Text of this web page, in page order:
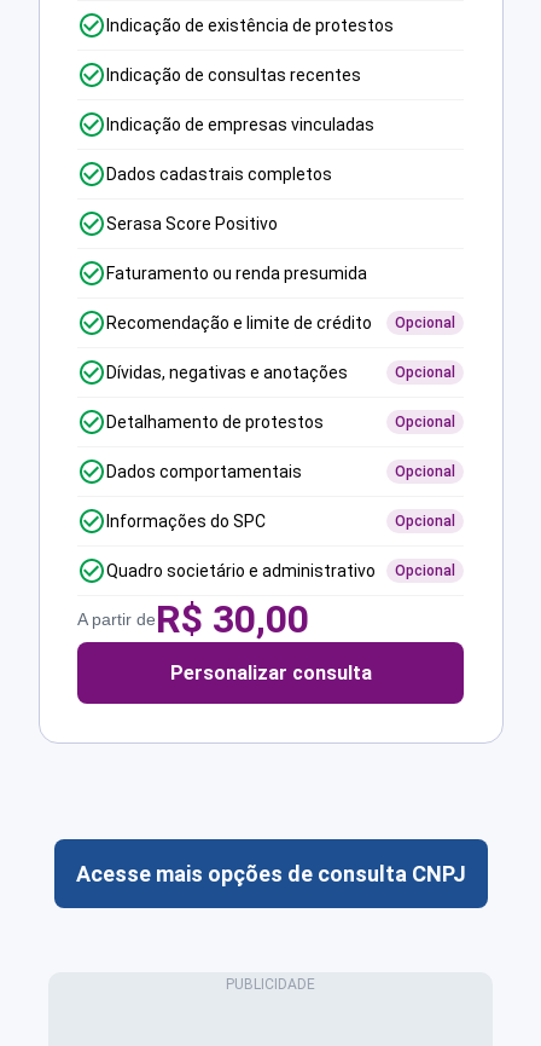
Indicação de existência de protestos
Indicação de consultas recentes
Indicação de empresas vinculadas
Dados cadastrais completos
Serasa Score Positivo
Faturamento ou renda presumida
Recomendação e limite de crédito Opcional
Dívidas, negativas e anotações Opcional
Detalhamento de protestos Opcional
Dados comportamentais Opcional
Informações do SPC Opcional
Quadro societário e administrativo Opcional
A partir deR$ 30,00
Personalizar consulta
Acesse mais opções de consulta CNPJ